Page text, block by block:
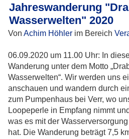
Jahreswanderung
Wasserwelten" 2020
Von Achim Höhler im Bereich
06.09.2020 um 11.00 Uhr: In
Wanderung unter dem Motto
Wasserwelten“. Wir werden uns
anschauen und wandern durch
zum Pumpenhaus bei Verr, wo
Loopeperle in Empfang nimmt
was es mit der
hat. Die Wanderung beträgt 7,5